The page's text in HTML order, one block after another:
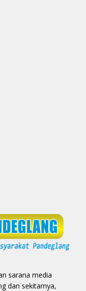
sarana media
dan sekitarnya,